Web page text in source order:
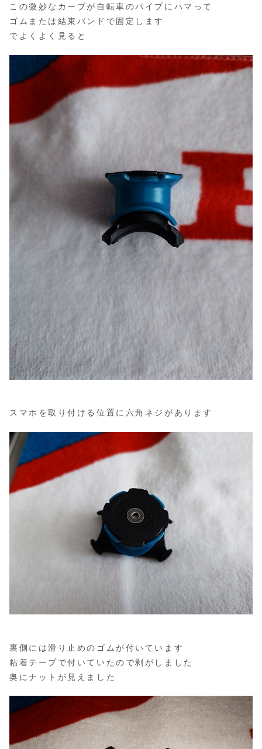
この微妙なカーブが自転車のパイプにハマって
ゴムまたは結束バンドで固定します
でよくよく見ると
スマホを取り付ける位置に六角ネジがあります
裏側には滑り止めのゴムが付いています
粘着テープで付いていたので剥がしました
奥にナットが見えました